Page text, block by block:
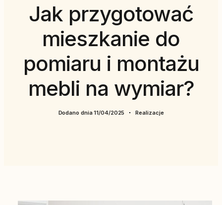
Jak przygotować
mieszkanie do
pomiaru i montażu
mebli na wymiar?
Dodano dnia 11/04/2025 Realizacje